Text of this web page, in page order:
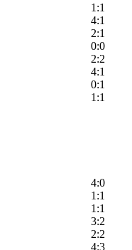
1:1
4:1
2:1
0:0
2:2
4:1
0:1
1:1
4:0
1:1
1:1
3:2
2:2
4:3